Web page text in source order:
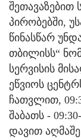
შეთავაზებით
პირობებში,
წინასწარ
თბილისს“
სერვისის
ეწვიოს
ჩათვლით,
შაბათს -
დავით